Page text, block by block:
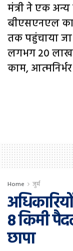
मंत्री ने एक
बीएसएनएल
तक पहुंचाया जा
लगभग 20
काम,
Home जुर्म
8 किमी
छापा